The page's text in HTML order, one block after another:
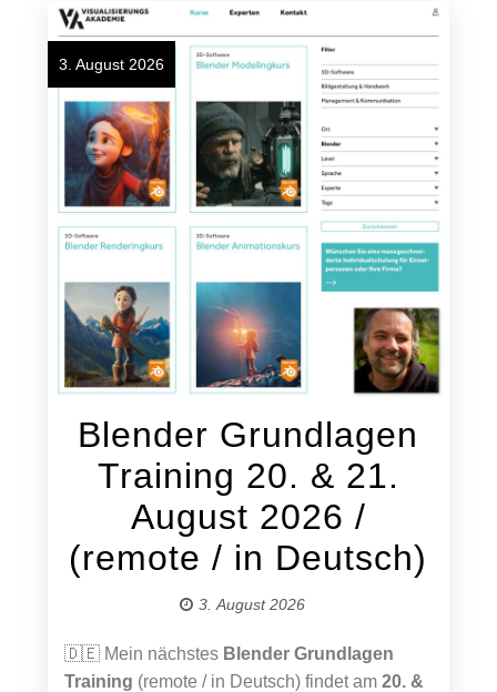
3. August 2026
Blender Grundlagen
Training 20. & 21.
August 2026 /
(remote / in Deutsch)
3. August 2026
🇩🇪 Mein nächstes Blender Grundlagen
Training (remote / in Deutsch) findet am 20. &